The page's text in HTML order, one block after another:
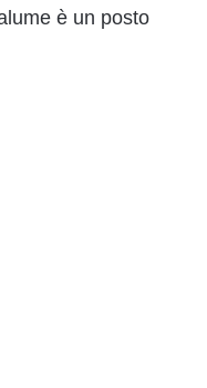
è un posto